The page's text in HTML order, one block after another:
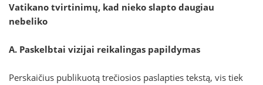
Vatikano tvirtinimų, kad nieko slapto daugiau
nebeliko
A. Paskelbtai vizijai reikalingas papildymas
Perskaičius publikuotą trečiosios paslapties tekstą, vis tiek